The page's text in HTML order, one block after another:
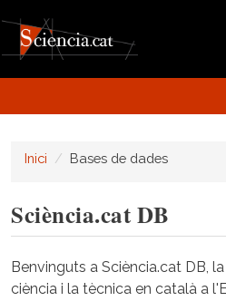
Inici Bases de dades
Sciència.cat DB
Benvinguts a Sciència.cat DB,
ciència i la tècnica en català a